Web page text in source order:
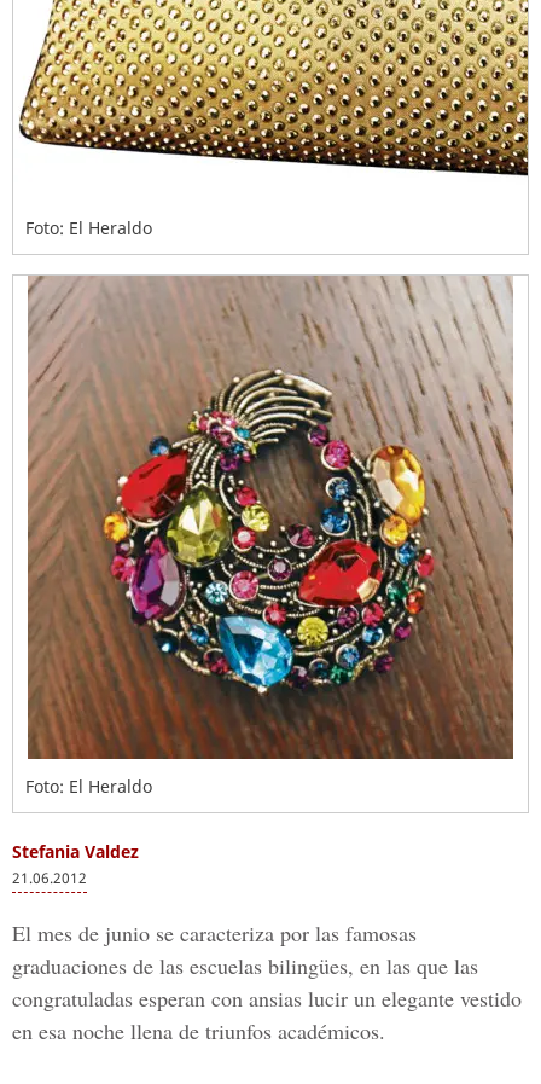
Foto: El Heraldo
Foto: El Heraldo
Stefania Valdez
21.06.2012
El mes de junio se caracteriza por las famosas
graduaciones de las escuelas bilingües, en las que las
congratuladas esperan con ansias lucir un elegante vestido
en esa noche llena de triunfos académicos.